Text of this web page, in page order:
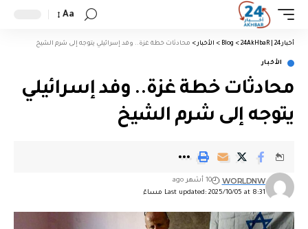
Aa
أخبار 24 | 24AkHbaR >
Blog
> الأخبار > محادثات خطة غزة.. وفد إسرائيلي يتوجه إلى شرم الشيخ
الأخبار
محادثات خطة غزة.. وفد إسرائيلي
يتوجه إلى شرم الشيخ
Last updated: 2025/10/05 at 8:31 مساءً
WORLDNW 10 أشهر ago